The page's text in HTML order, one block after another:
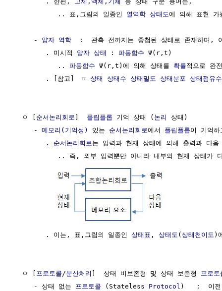
           .. 표,그림의 일종인
열역학 상태도에 의해 표현 가
     -
양자 역학
:  관측 전까지는 중첩된 상태로 존재하며,
        . 미시적
양자 상태 : 파동함수 Ψ(r,t)
           ..
파동함수 Ψ(r,t)에 의해 상태를 확률적으로 완
        . [참고]  ☞
상태 상태수 상태밀도 상태분포 상태점유
  ㅇ [
순서논리회로 플립플롭 기억 상태 ( 논리
상태)
     -
메모리(기억성) 있는 순서논리회로에서 플립플롭이 기억하
        .
순서논리회로는 입력과 현재 상태에 의해 출력과 다
.. 즉, 외부 입력뿐만 아니라 내부의 현재 상태가
        . 이는, 표,그림의 일종인
상태표 , 상태도 ( 상태천이도 )
  ㅇ [
프로토콜/분산처리 ]  상태 비보존형 및 상태 보존형 프로토
     - 상태 없는
프로토콜 (Stateless Protocol )   :  이전